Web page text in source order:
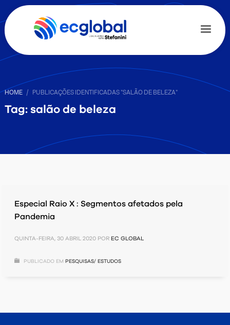
HOME PUBLICAÇÕES IDENTIFICADAS "SALÃO DE BELEZA"
Tag: salão de beleza
Especial Raio X : Segmentos afetados pela
Pandemia
QUINTA-FEIRA, 30 ABRIL 2020 POR EC GLOBAL
PUBLICADO EM PESQUISAS/ ESTUDOS